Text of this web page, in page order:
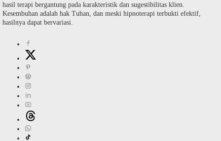
hasil terapi bergantung pada karakteristik dan sugestibilitas klien.
Kesembuhan adalah hak Tuhan, dan meski hipnoterapi terbukti efektif,
hasilnya dapat bervariasi.